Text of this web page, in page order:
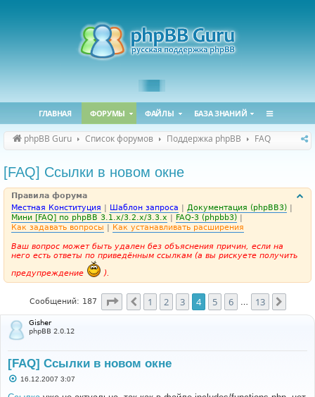
ГЛАВНАЯ ФОРУМЫ ФАЙЛЫ БАЗА ЗНАНИЙ
phpBB Guru Список форумов Поддержка phpBB FAQ
[FAQ] Ссылки в новом окне
Правила форума
Местная Конституция | Шаблон запроса | Документация (phpBB3) |
Мини [FAQ] по phpBB 3.1.x/3.2.x/3.3.x | FAQ-3 (phpbb3) |
Как задавать вопросы | Как устанавливать расширения
Ваш вопрос может быть удален без объяснения причин, если на
него есть ответы по приведённым ссылкам (а вы рискуете получить
предупреждение
).
Сообщений: 187 Страница 4из13
Пред.
1 2 3 4 5 6 13
Gisher
phpBB 2.0.12
[FAQ] Ссылки в новом окне
С
о
16.12.2007 3:07